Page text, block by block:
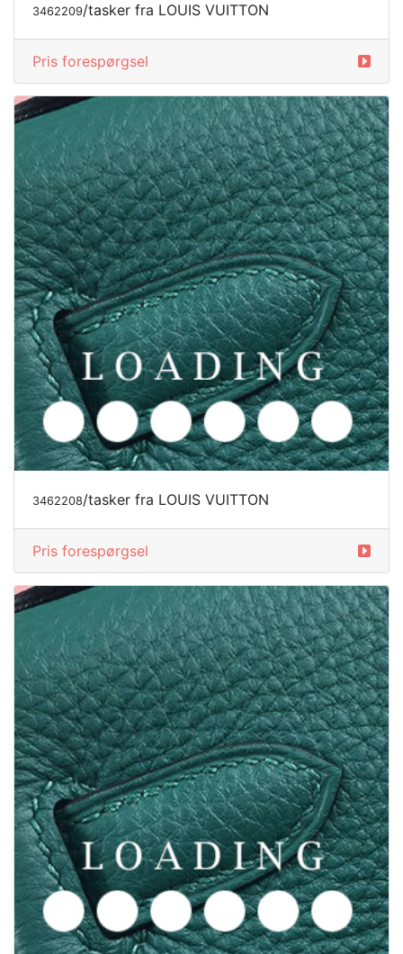
3462209/tasker fra LOUIS VUITTON
Pris forespørgsel
3462208/tasker fra LOUIS VUITTON
Pris forespørgsel